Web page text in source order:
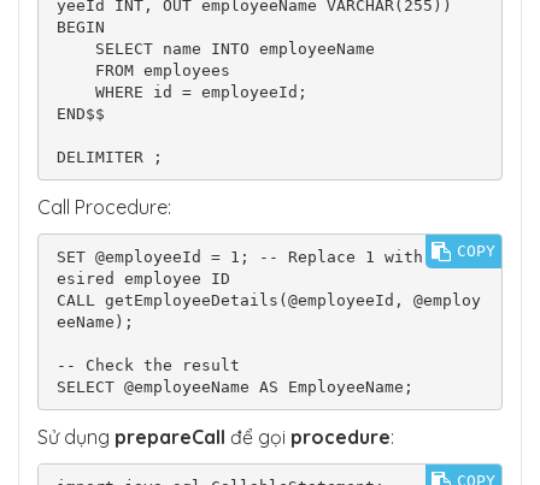
yeeId INT, OUT employeeName VARCHAR(255))
BEGIN
END$$
DELIMITER ;
Call Procedure:
SET @employeeId = 1; -- Replace 1 with the d
esired employee ID
CALL getEmployeeDetails(@employeeId, @employ
eeName);
-- Check the result
SELECT @employeeName AS EmployeeName;
COPY
Sử dụng prepareCall để gọi procedure:
COPY